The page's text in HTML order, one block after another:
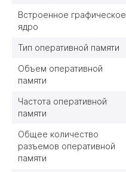
Встроенное графическое
ядро
Тип оперативной памяти
Объем оперативной
памяти
Частота оперативной
памяти
Общее количество
разъемов оперативной
памяти